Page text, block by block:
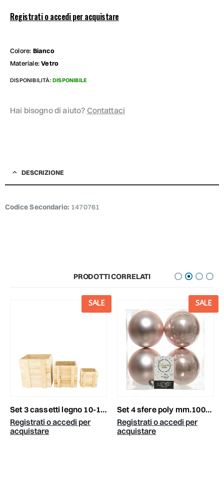
Registrati o accedi per acquistare
Colore: Bianco
Materiale:Vetro
DISPONIBILITÀ: DISPONIBILE
Hai bisogno di aiuto? Contattaci
DESCRIZIONE
Codice Secondario: 1470761
PRODOTTI CORRELATI
SALE
set 3 cassetti legno 10-14-18x10-14-18 h.10-14-18 cm naturale
Registrati o accedi per
acquistare
SALE
set 4 sfere poly mm.100ass. lucido/satinato rosa cipria
Registrati o accedi per
acquistare